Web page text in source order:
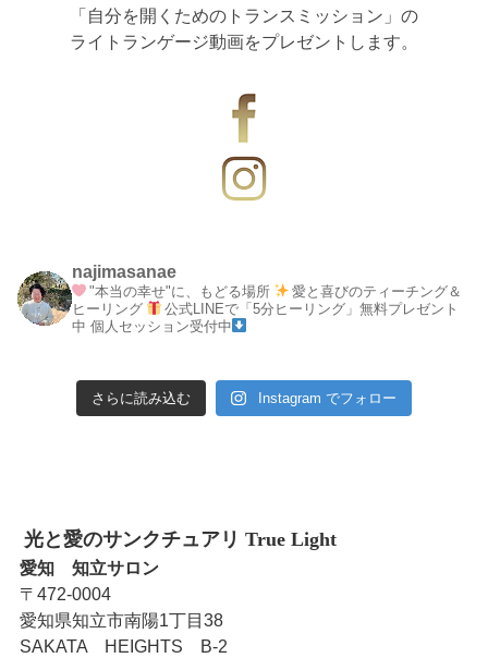
「自分を開くためのトランスミッション」の
ライトランゲージ動画をプレゼントします。
najimasanae
"本当の幸せ"に、もどる場所
愛と喜びのティーチング＆
ヒーリング
公式LINEで「5分ヒーリング」無料プレゼント
中 個人セッション受付中
さらに読み込む Instagram でフォロー
光と愛のサンクチュアリ True Light
愛知 知立サロン
〒472-0004
愛知県知立市南陽1丁目38
SAKATA HEIGHTS B-2